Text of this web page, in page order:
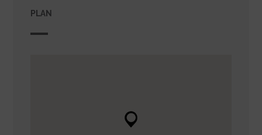
PLAN